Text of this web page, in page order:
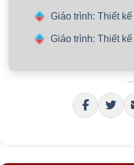
Giáo trình: Thiết
Giáo trình: Thiết